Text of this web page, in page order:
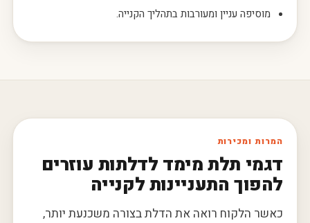
מוסיפה עניין ומעורבות בתהליך הקנייה.
המרות ומכירות
דגמי תלת מימד לדלתות עוזרים
להפוך התעניינות לקנייה
כאשר הלקוח רואה את הדלת בצורה משכנעת יותר,